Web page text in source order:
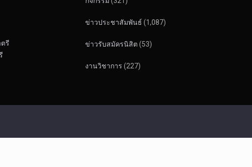
รี
ข่าวประชาสัมพันธ์ (1,087)
ข่าวรับสมัครนิสิต (53)
งานวิชาการ (227)